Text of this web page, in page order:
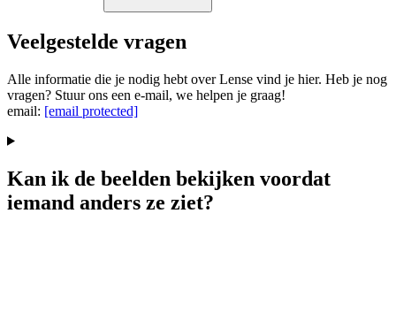
Veelgestelde vragen
Alle informatie die je nodig hebt over Lense vind je hier. Heb je nog
vragen? Stuur ons een e-mail, we helpen je graag!
email: [email protected]
Kan ik de beelden bekijken voordat
iemand anders ze ziet?